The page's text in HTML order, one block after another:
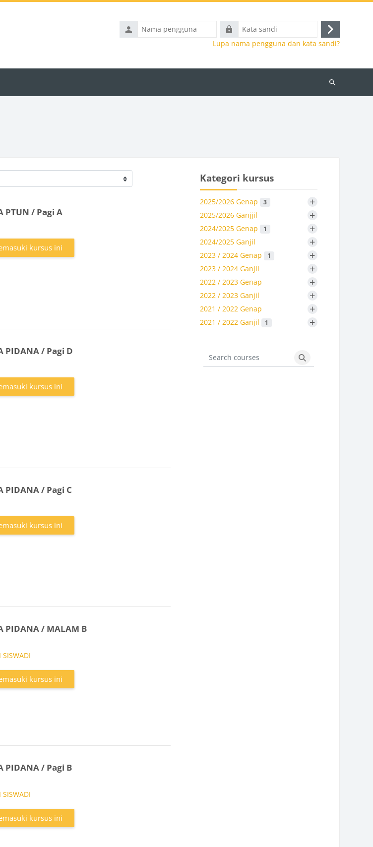
Nama
pengguna
Kata
sandi
Masuk
Lupa nama pengguna dan kata sandi?
Cari
PTUN / Pagi A
kursus ini
PIDANA / Pagi D
kursus ini
PIDANA / Pagi C
kursus ini
PIDANA / MALAM B
SISWADI
kursus ini
PIDANA / Pagi B
SISWADI
kursus ini
Kategori kursus
2025/2026 Genap 3 +
2025/2026 Ganjjil +
2024/2025 Genap 1 +
2024/2025 Ganjil +
2023 / 2024 Genap 1 +
2023 / 2024 Ganjil +
2022 / 2023 Genap +
2022 / 2023 Ganjil +
2021 / 2022 Genap +
2021 / 2022 Ganjil 1 +
Search courses
Search courses